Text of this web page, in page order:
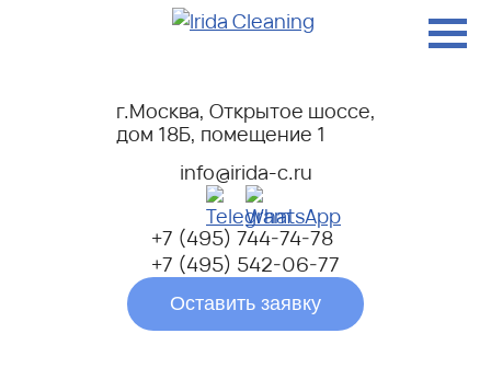
г.Москва, Открытое шоссе,
дом 18Б, помещение 1
info@irida-c.ru
+7 (495) 744-74-78
+7 (495) 542-06-77
Оставить заявку